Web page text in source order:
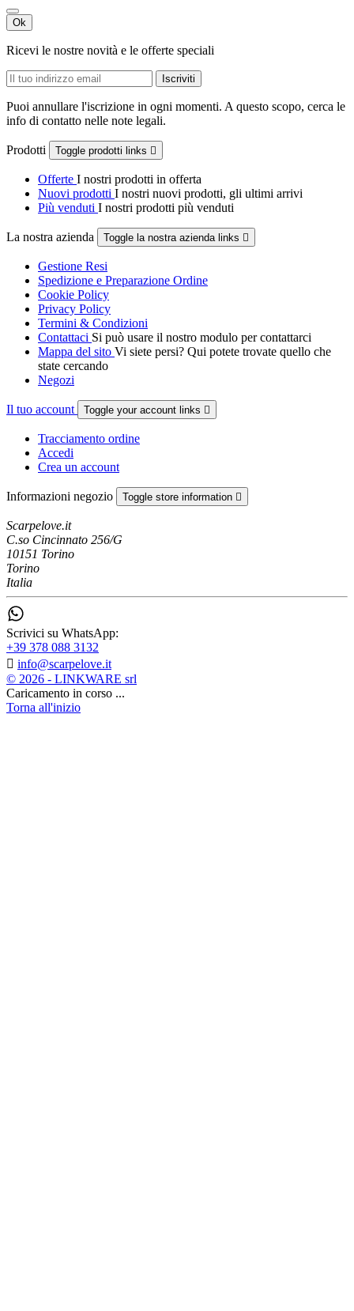
Ok
Ricevi le nostre novità e le offerte speciali
Puoi annullare l'iscrizione in ogni momenti. A questo scopo, cerca le
info di contatto nelle note legali.
Prodotti Toggle prodotti links 
Offerte I nostri prodotti in offerta
Nuovi prodotti I nostri nuovi prodotti, gli ultimi arrivi
Più venduti I nostri prodotti più venduti
La nostra azienda Toggle la nostra azienda links 
Gestione Resi
Spedizione e Preparazione Ordine
Cookie Policy
Privacy Policy
Termini & Condizioni
Contattaci Si può usare il nostro modulo per contattarci
Mappa del sito Vi siete persi? Qui potete trovate quello che
state cercando
Negozi
Il tuo account Toggle your account links 
Tracciamento ordine
Accedi
Crea un account
Informazioni negozio Toggle store information 
Scarpelove.it
C.so Cincinnato 256/G
10151 Torino
Torino
Italia
Scrivici su WhatsApp:
+39 378 088 3132
 info@scarpelove.it
© 2026 - LINKWARE srl
Caricamento in corso ...
Torna all'inizio